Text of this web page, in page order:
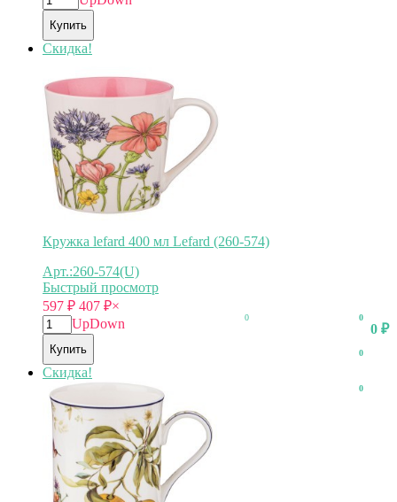
0
0 ₽
0
0
0
Купить
Скидка!
Кружка lefard 400 мл Lefard (260-574)
Арт.:260-574(U)
Быстрый просмотр
597 ₽ 407 ₽×
UpDown
Купить
Скидка!